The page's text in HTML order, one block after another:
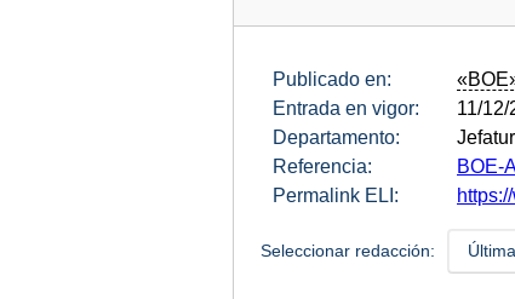
Publicado en:
Entrada en vigor:
11/12/
Departamento:
Referencia:
BOE-
Permalink ELI:
Seleccionar redacción: